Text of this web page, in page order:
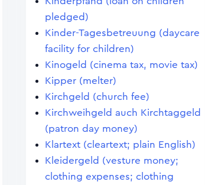
pledged)
Kinder-Tagesbetreuung (daycare
facility for children)
Kinogeld (cinema tax, movie tax)
Kipper (melter)
Kirchgeld (church fee)
Kirchweihgeld auch Kirchtaggeld
(patron day money)
Klartext (cleartext; plain English)
Kleidergeld (vesture money;
clothing expenses; clothing